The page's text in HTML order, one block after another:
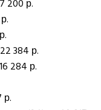
200 р.
384 р.
284 р.
р.